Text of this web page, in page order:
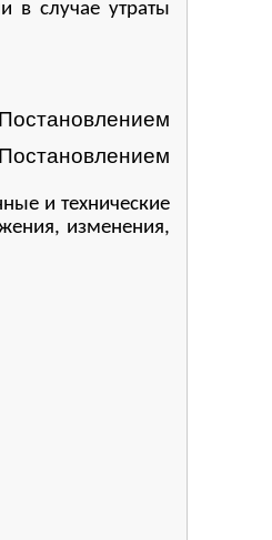
в случае утраты
и технические
изменения,